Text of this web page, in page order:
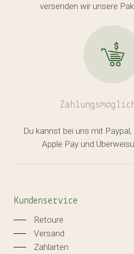
versenden wir unsere
Du kannst bei uns mit Paypal,
Apple Pay und
Kundenservice
Retoure
Versand
Zahlarten